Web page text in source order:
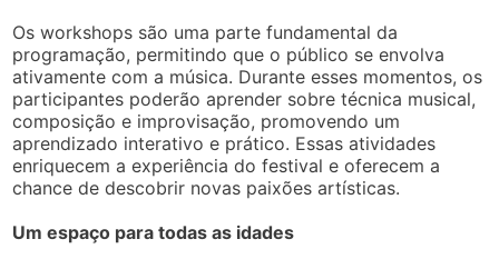
Os workshops são uma parte fundamental da
programação, permitindo que o público se envolva
ativamente com a música. Durante esses momentos, os
participantes poderão aprender sobre técnica musical,
composição e improvisação, promovendo um
aprendizado interativo e prático. Essas atividades
enriquecem a experiência do festival e oferecem a
chance de descobrir novas paixões artísticas.
Um espaço para todas as idades